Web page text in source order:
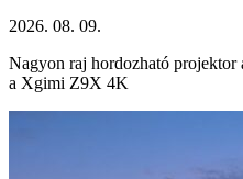
2026. 08. 09.
Nagyon raj hordozható
a Xgimi Z9X 4K